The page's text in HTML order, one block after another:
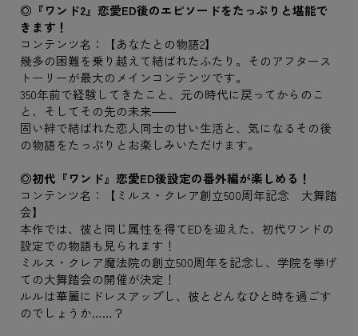
◎『ワンド2』恋愛ED後のエピソードをたっぷりと堪能で
きます！
コンテンツ名：【あなたとの物語2】
幾多の困難を乗り越えて結ばれたふたり。そのアフタース
トーリーが最大のメインコンテンツです。
350年前で経験してきたこと、元の時代に戻ってからのこ
と、そしてその先の未来――
固い絆で結ばれた恋人同士の甘い生活と、気になるその後
の物語をたっぷりとお楽しみいただけます。
◎初代『ワンド』恋愛ED後設定の番外編が楽しめる！
コンテンツ名：【ミルス・クレア創立500周年記念 大舞踏
会】
本作では、彼と同じ属性を得てEDを迎えた、初代ワンドの
設定での物語も見られます！
ミルス・クレア魔法院の創立500周年を記念し、学院を挙げ
ての大舞踏会の開催が決定！
ルルは華麗にドレスアップし、彼とどんなひと時を過ごす
のでしょうか……？